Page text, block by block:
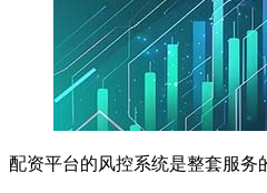
配资平台的风控系统是整套服务